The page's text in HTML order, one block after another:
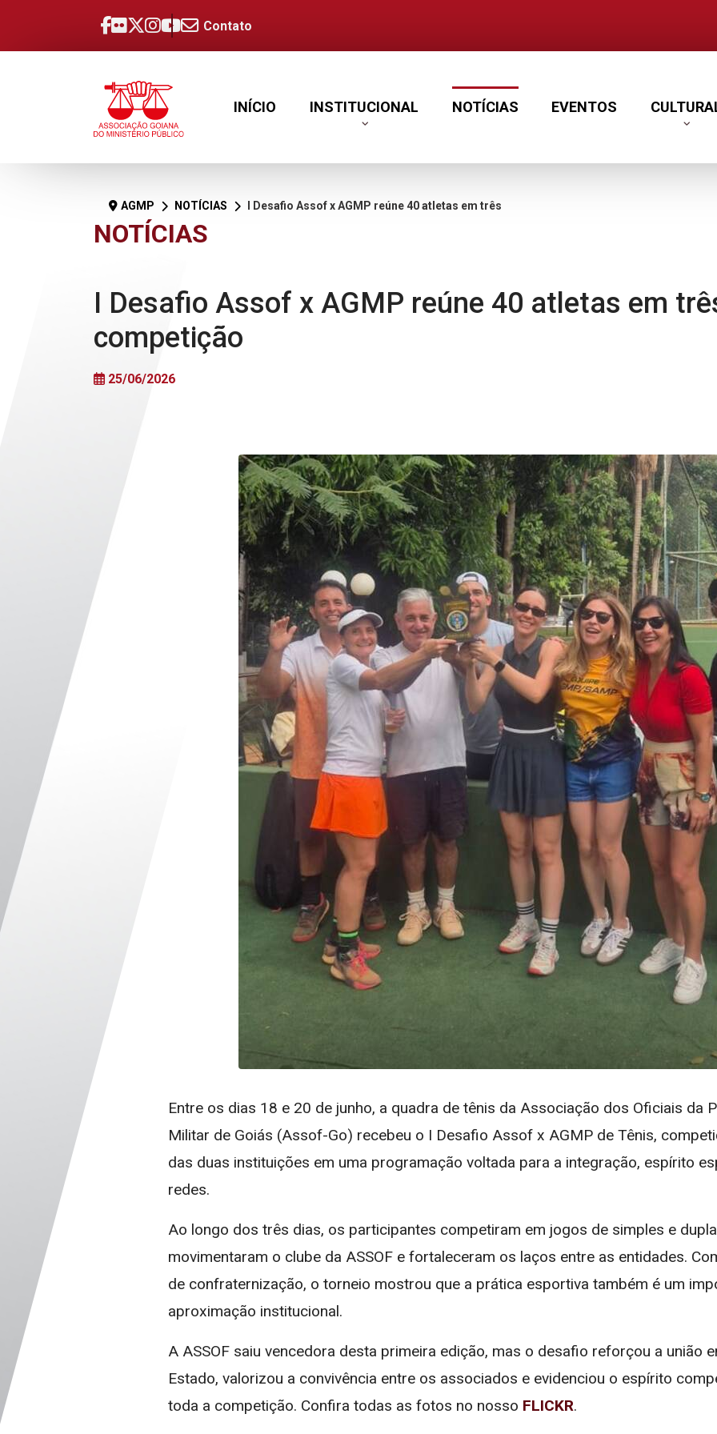
Contato
INÍCIO INSTITUCIONAL NOTÍCIAS EVENTOS
NOTÍCIAS
AGMP NOTÍCIAS I Desafio Assof x AGMP reúne 40 atletas em três dias de competição
I Desafio Assof x AGMP reúne 40 atletas em
competição
25/06/2026
Entre os dias 18 e 20 de junho, a quadra de tênis da Associação dos Oficiais da
Militar de Goiás (Assof-Go) recebeu o I Desafio Assof x AGMP de Tênis,
das duas instituições em uma programação voltada para a integração, espírito
redes.
Ao longo dos três dias, os participantes competiram em jogos de simples e
movimentaram o clube da ASSOF e fortaleceram os laços entre as entidades.
de confraternização, o torneio mostrou que a prática esportiva também é um
aproximação institucional.
A ASSOF saiu vencedora desta primeira edição, mas o desafio reforçou a união
Estado, valorizou a convivência entre os associados e evidenciou o espírito
toda a competição. Confira todas as fotos no nosso FLICKR.